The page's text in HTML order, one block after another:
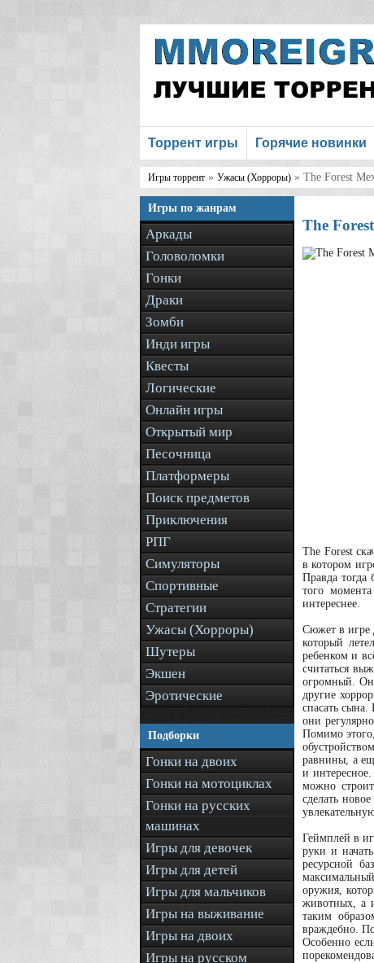
Торрент игры Горячие новинки
Игры торрент » Ужасы (Хорроры) » The Forest
Игры по жанрам
Аркады
Головоломки
Гонки
Драки
Зомби
Инди игры
Квесты
Логические
Онлайн игры
Открытый мир
Песочница
Платформеры
Поиск предметов
Приключения
РПГ
Симуляторы
Спортивные
Стратегии
Ужасы (Хорроры)
Шутеры
Экшен
Эротические
Подборки
Гонки на двоих
Гонки на мотоциклах
Гонки на русских
машинах
Игры для девочек
Игры для детей
Игры для мальчиков
Игры на выживание
Игры на двоих
Игры на русском
The
The Forest
в котором
Правда
того
интереснее.
Сюжет в игре
который
ребенком и
считаться
огромный. Он
другие
спасать
они
Помимо
равнины, а
и
можно
сделать
Геймплей в
руки и
ресурсной
оружия,
животных, а
таким
враждебно.
Особенно